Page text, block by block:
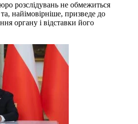
розслідувань не обмежиться
найімовірніше, призведе до
органу і відставки його